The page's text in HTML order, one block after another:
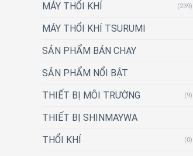
MÁY THỔI KHÍ (239)
MÁY THỔI KHÍ TSURUMI
SẢN PHẨM BÁN CHẠY
SẢN PHẨM NỔI BẬT
THIẾT BỊ MÔI TRƯỜNG (9)
THIẾT BỊ SHINMAYWA
THỔI KHÍ (0)